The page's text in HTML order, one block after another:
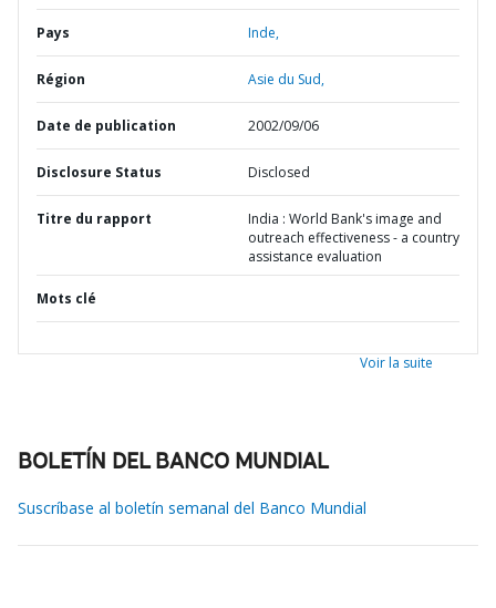
Pays Inde,
Région Asie du Sud,
Date de publication 2002/09/06
Disclosure Status Disclosed
Titre du rapport
India : World Bank's image and
outreach effectiveness - a country
assistance evaluation
Mots clé
Voir la suite
BOLETÍN DEL BANCO MUNDIAL
Suscríbase al boletín semanal del Banco Mundial